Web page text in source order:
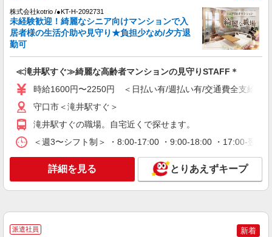
キープ 詳細を見る
派遣社員
株式会社kotrio /●KT-H-2092731
NEW
≪滝井駅すぐ≫綺麗な高齢者マンションの見
時給1600円〜2250円 ＜日払い有/週払い有/交
通費全支給(ガソリン代含む)＞
守口市＜滝井駅すぐ＞
キープ 詳細を見る
派遣社員 NEW
株式会社kotrio /●KT-H-2092731
未経験歓迎！綺麗なシニア向けマンションで入
居者様の生活介助や見守り★負担少なめ/夕方退
勤可
≪滝井駅すぐ≫綺麗な高齢者マンションの見守りSTAFF＊
時給1600円〜2250円 ＜日払い有/週払い有/交通費全支給(ガ
守口市＜滝井駅すぐ＞
滝井駅すぐの職場。自宅近くで探せます。
＜週3〜シフト制＞ ・8:00-17:00 ・9:00-18:00 ・17:00-翌
詳細を見る とりあえずキープ
派遣社員 新着